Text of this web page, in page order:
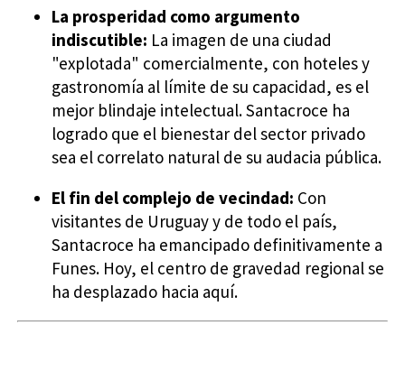
La prosperidad como argumento
indiscutible: La imagen de una ciudad
"explotada" comercialmente, con hoteles y
gastronomía al límite de su capacidad, es el
mejor blindaje intelectual. Santacroce ha
logrado que el bienestar del sector privado
sea el correlato natural de su audacia pública.
El fin del complejo de vecindad: Con
visitantes de Uruguay y de todo el país,
Santacroce ha emancipado definitivamente a
Funes. Hoy, el centro de gravedad regional se
ha desplazado hacia aquí.